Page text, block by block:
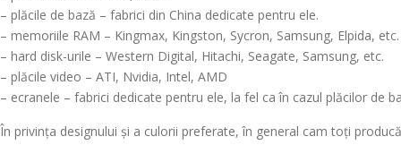
– plăcile de bază – fabrici din China dedicate pentru ele.
– memoriile RAM – Kingmax, Kingston, Sycron, Samsung, Elpida, etc.
– hard disk-urile – Western Digital, Hitachi, Seagate, Samsung, etc.
– plăcile video – ATI, Nvidia, Intel, AMD
– ecranele – fabrici dedicate pentru ele, la fel ca în cazul plăcilor de
În privința designului și a culorii preferate, în general cam toți